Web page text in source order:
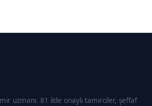
uzmanı. 81 ilde onaylı tamirciler, şeffaf